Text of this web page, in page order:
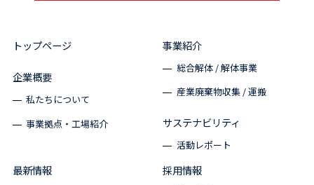
トップページ
企業概要
私たちについて
事業拠点・工場紹介
事業紹介
総合解体 / 解体事業
産業廃棄物収集 / 運搬
サステナビリティ
活動レポート
最新情報 採用情報